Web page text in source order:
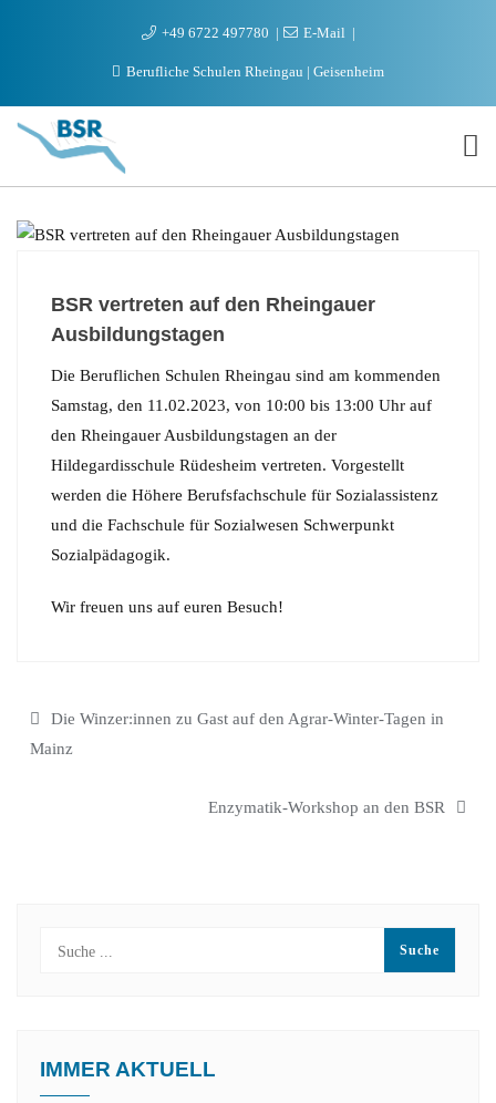
+49 6722 497780 E-Mail
Berufliche Schulen Rheingau | Geisenheim
BSR vertreten auf den Rheingauer
Ausbildungstagen
Die Beruflichen Schulen Rheingau sind am kommenden
Samstag, den 11.02.2023, von 10:00 bis 13:00 Uhr auf
den Rheingauer Ausbildungstagen an der
Hildegardisschule Rüdesheim vertreten. Vorgestellt
werden die Höhere Berufsfachschule für Sozialassistenz
und die Fachschule für Sozialwesen Schwerpunkt
Sozialpädagogik.
Wir freuen uns auf euren Besuch!
Die Winzer:innen zu Gast auf den Agrar-Winter-Tagen in
Mainz
Enzymatik-Workshop an den BSR
IMMER AKTUELL